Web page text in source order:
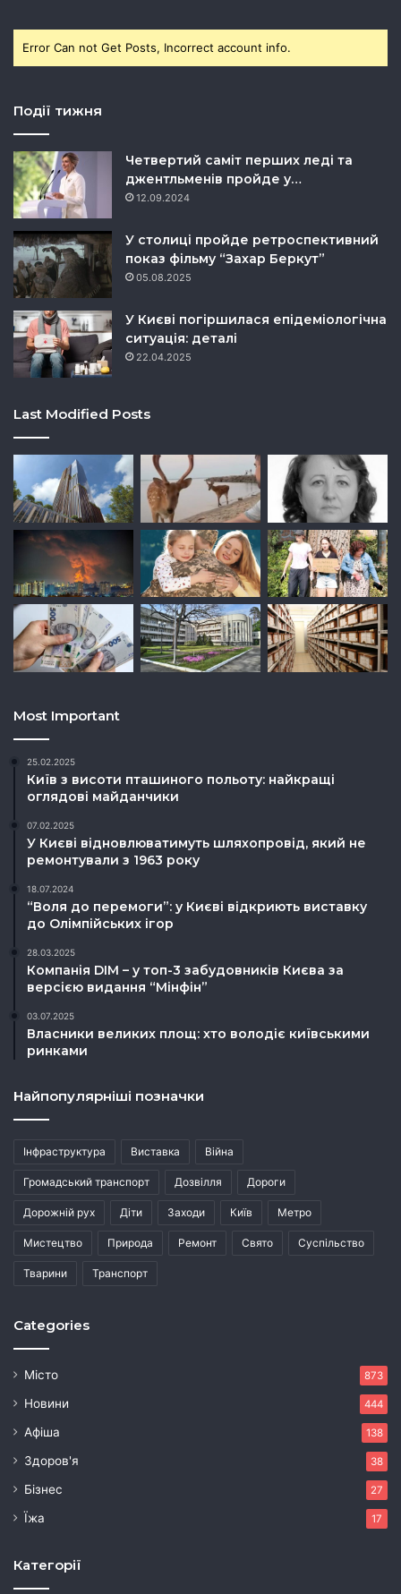
Error Can not Get Posts, Incorrect account info.
Події тижня
Четвертий саміт перших леді та
джентльменів пройде у…
12.09.2024
У столиці пройде ретроспективний
показ фільму “Захар Беркут”
05.08.2025
У Києві погіршилася епідеміологічна
ситуація: деталі
22.04.2025
Last Modified Posts
Most Important
25.02.2025
Київ з висоти пташиного польоту: найкращі
оглядові майданчики
07.02.2025
У Києві відновлюватимуть шляхопровід, який не
ремонтували з 1963 року
18.07.2024
“Воля до перемоги”: у Києві відкриють виставку
до Олімпійських ігор
28.03.2025
Компанія DIM – у топ-3 забудовників Києва за
версією видання “Мінфін”
03.07.2025
Власники великих площ: хто володіє київськими
ринками
Найпопулярніші позначки
Інфраструктура Виставка Війна
Громадський транспорт Дозвілля Дороги
Дорожній рух Діти Заходи Київ Метро
Мистецтво Природа Ремонт Свято Суспільство
Тварини Транспорт
Categories
Місто 873
Новини 444
Афіша 138
Здоров'я 38
Бізнес 27
Їжа 17
Категорії